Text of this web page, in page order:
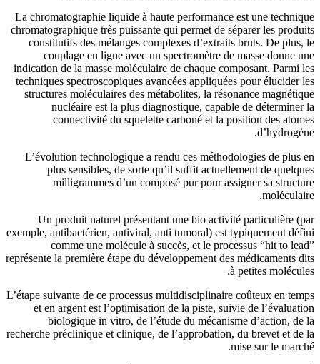
La chromatographie liquide à
chromatographique très puissante
constitutifs des mélanges
couplage en ligne avec un
indication de la masse moléculaire
techniques spectroscopiques
structures moléculaires des
nucléaire est la plus
connectivité du squelette
L’évolution technologique a
plus sensibles, de sorte
milligrammes d’un
Un produit naturel
exemple, antibactérien, antiviral,
comme une molécule à
représente la première étape du
L’étape suivante de ce processus
et en argent est l’optimisation
biologique in vitro, de
recherche préclinique et clinique,